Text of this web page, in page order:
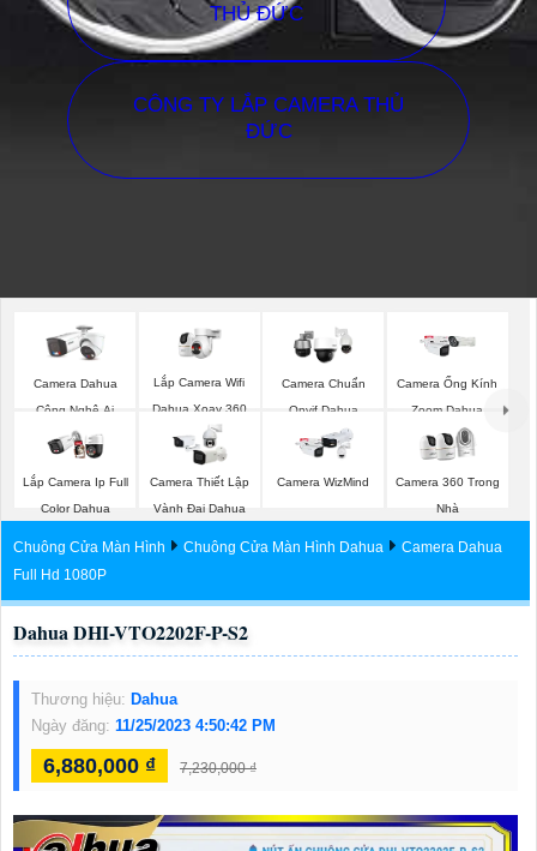
THỦ ĐỨC
CÔNG TY LẮP CAMERA THỦ
ĐỨC
Camera Dahua
Công Nghệ Ai
Lắp Camera Wifi
Dahua Xoay 360
Camera Chuẩn
Onvif Dahua
Camera Ống Kính
Zoom Dahua
Lắp Camera Ip Full
Color Dahua
Camera Thiết Lập
Vành Đai Dahua
Camera WizMind
Camera 360 Trong
Nhà
Chuông Cửa Màn Hình Chuông Cửa Màn Hình Dahua
Camera Dahua
Full Hd 1080P
Dahua DHI-VTO2202F-P-S2
Thương hiệu: Dahua
Ngày đăng: 11/25/2023 4:50:42 PM
6,880,000 ₫ 7,230,000 ₫